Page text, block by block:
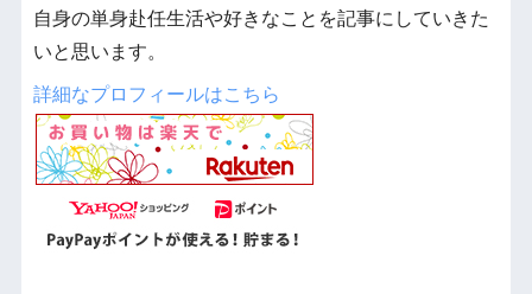
自身の単身赴任生活や好きなことを記事にしていきた
いと思います。
詳細なプロフィールはこちら